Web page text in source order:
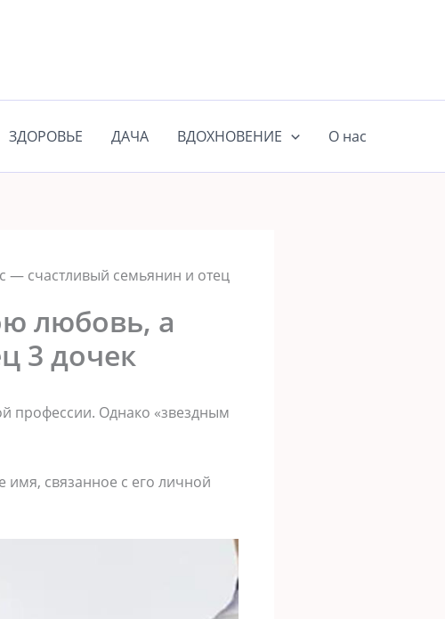
ЗДОРОВЬЕ ДАЧА ВДОХНОВЕНИЕ О нас
— счастливый семьянин и отец
любовь, а
3 дочек
профессии. Однако «звездным
имя, связанное с его личной